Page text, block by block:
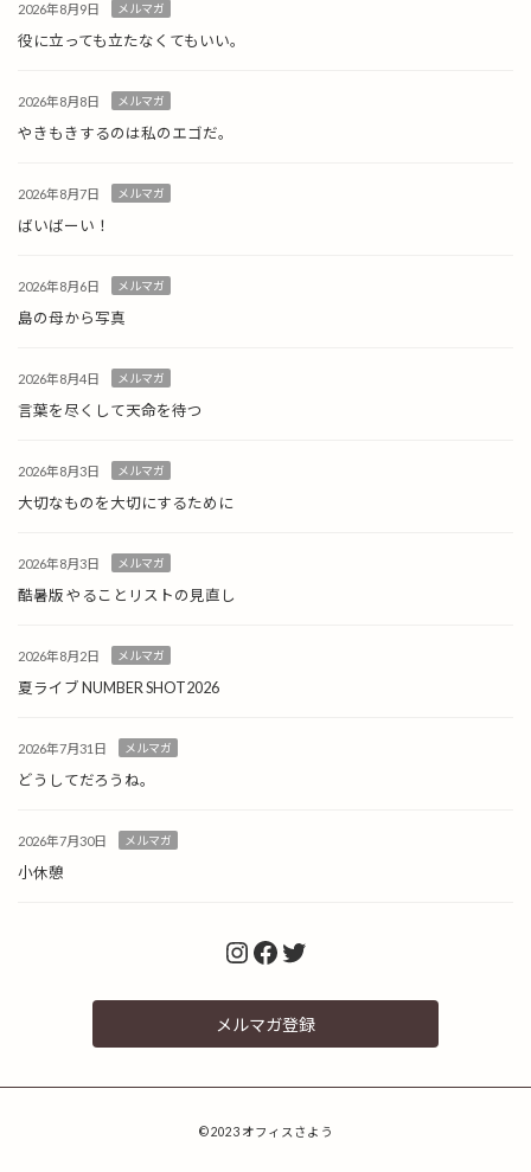
2026年8月9日 メルマガ
役に立っても立たなくてもいい。
2026年8月8日 メルマガ
やきもきするのは私のエゴだ。
2026年8月7日 メルマガ
ばいばーい！
2026年8月6日 メルマガ
島の母から写真
2026年8月4日 メルマガ
言葉を尽くして天命を待つ
2026年8月3日 メルマガ
大切なものを大切にするために
2026年8月3日 メルマガ
酷暑版 やることリストの見直し
2026年8月2日 メルマガ
夏ライブ NUMBER SHOT2026
2026年7月31日 メルマガ
どうしてだろうね。
2026年7月30日 メルマガ
小休憩
Instagram
Facebook
Twitter
メルマガ登録
© 2023 オフィスさよう